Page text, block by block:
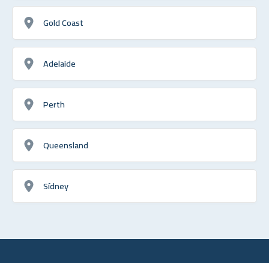
Gold Coast
Adelaide
Perth
Queensland
Sídney